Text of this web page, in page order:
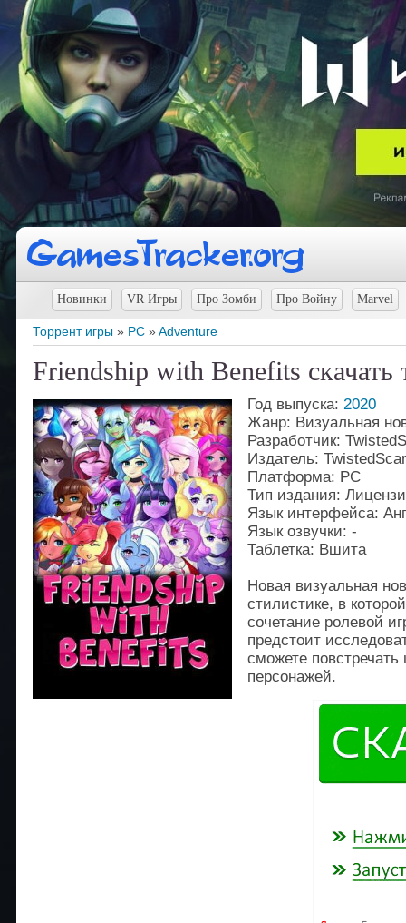
Новинки VR Игры Про Зомби Про Войну Marvel
Торрент игры » PC »Adventure
Friendship with Benefits скачать
Год выпуска: 2020
Жанр: Визуальная
Разработчик:
Издатель:
Платформа: PC
Тип издания:
Язык интерфейса:
Язык озвучки: -
Таблетка: Вшита
Новая визуальная
стилистике, в
сочетание ролевой
предстоит
сможете
персонажей.